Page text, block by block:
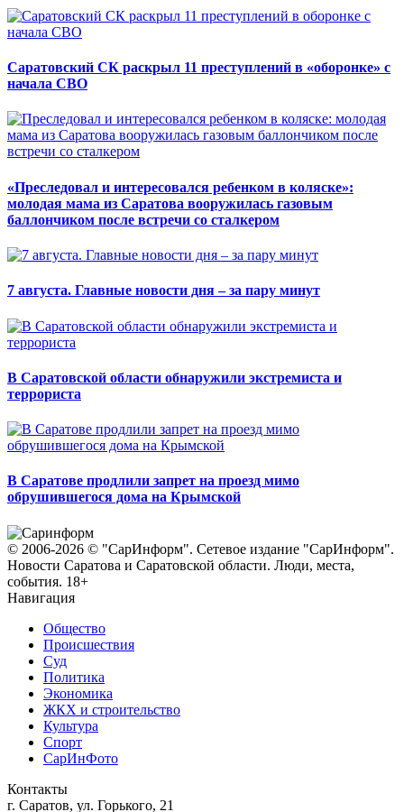
Саратовский СК раскрыл 11 преступлений в «оборонке» с
начала СВО
«Преследовал и интересовался ребенком в коляске»:
молодая мама из Саратова вооружилась газовым
баллончиком после встречи со сталкером
7 августа. Главные новости дня – за пару минут
В Саратовской области обнаружили экстремиста и
террориста
В Саратове продлили запрет на проезд мимо
обрушившегося дома на Крымской
© 2006-2026 © "СарИнформ". Сетевое издание "СарИнформ".
Новости Саратова и Саратовской области. Люди, места,
события. 18+
Навигация
Общество
Происшествия
Суд
Политика
Экономика
ЖКХ и строительство
Культура
Спорт
СарИнФото
Контакты
г. Саратов, ул. Горького, 21